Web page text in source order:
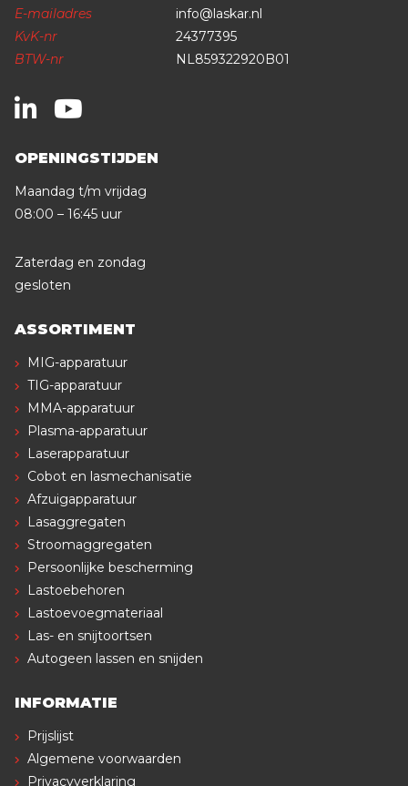
E-mailadres
info@laskar.nl
KvK-nr
24377395
BTW-nr
NL859322920B01
OPENINGSTIJDEN
Maandag t/m vrijdag
08:00 – 16:45 uur
Zaterdag en zondag
gesloten
ASSORTIMENT
MIG-apparatuur
TIG-apparatuur
MMA-apparatuur
Plasma-apparatuur
Laserapparatuur
Cobot en lasmechanisatie
Afzuigapparatuur
Lasaggregaten
Stroomaggregaten
Persoonlijke bescherming
Lastoebehoren
Lastoevoegmateriaal
Las- en snijtoortsen
Autogeen lassen en snijden
INFORMATIE
Prijslijst
Algemene voorwaarden
Privacyverklaring